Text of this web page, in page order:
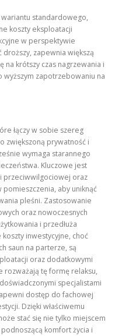
standardowego,
koszty eksploatacji
w perspektywie
zapewnia większą
na krótszy czas nagrzewania i
wyższym zapotrzebowaniu na
łączy w sobie szereg
zwiększoną prywatność i
wymaga starannego
Kluczowe jest
przeciwwilgociowej oraz
aby uniknąć
pleśni. Zastosowanie
oraz nowoczesnych
i przedłuża
inwestycyjne, choć
saun na parterze, są
oraz dodatkowymi
rozważają tę formę relaksu,
specjalistami
dostęp do fachowej
Dzięki właściwemu
stać się nie tylko miejscem
komfort życia i